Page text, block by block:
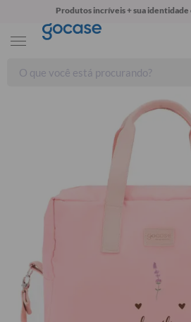
Produtos incríveis + sua identidade